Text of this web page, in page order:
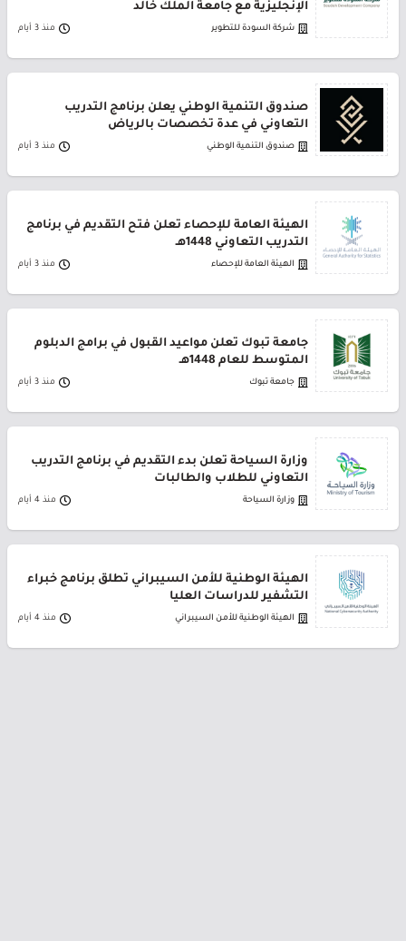
الإنجليزية مع جامعة الملك خالد
شركة السودة للتطوير منذ 3 أيام
صندوق التنمية الوطني يعلن برنامج التدريب
التعاوني في عدة تخصصات بالرياض
صندوق التنمية الوطني منذ 3 أيام
الهيئة العامة للإحصاء تعلن فتح التقديم في برنامج
التدريب التعاوني 1448هـ
الهيئة العامة للإحصاء منذ 3 أيام
جامعة تبوك تعلن مواعيد القبول في برامج الدبلوم
المتوسط للعام 1448هـ
جامعة تبوك منذ 3 أيام
وزارة السياحة تعلن بدء التقديم في برنامج التدريب
التعاوني للطلاب والطالبات
وزارة السياحة منذ 4 أيام
الهيئة الوطنية للأمن السيبراني تطلق برنامج خبراء
التشفير للدراسات العليا
الهيئة الوطنية للأمن السيبراني منذ 4 أيام